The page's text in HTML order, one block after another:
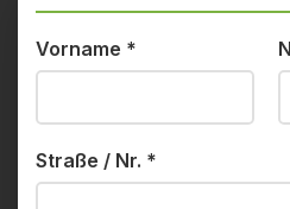
Vorname *
Straße / Nr. *